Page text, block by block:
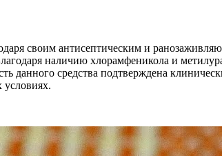
своим антисептическим и
наличию хлорамфеникола и
данного средства подтверждена